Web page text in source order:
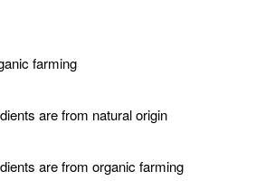
farming
are from natural origin
are from organic farming